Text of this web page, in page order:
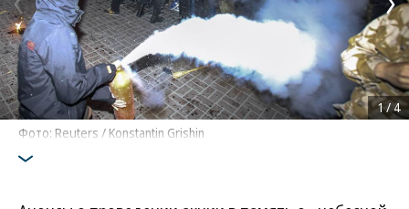
Фото: Reuters / Konstantin Grishin
1/4